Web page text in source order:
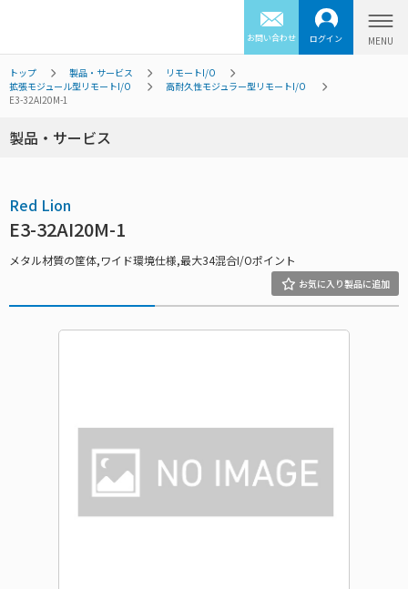
お問い合わせ ログイン
トップ 製品・サービス
リモートI/O
拡張モジュール型リモートI/O
高耐久性モジュラー型リモートI/O
E3-32AI20M-1
製品・サービス
Red Lion
E3-32AI20M-1
メタル材質の筐体,ワイド環境仕様,最大34混合I/Oポイント